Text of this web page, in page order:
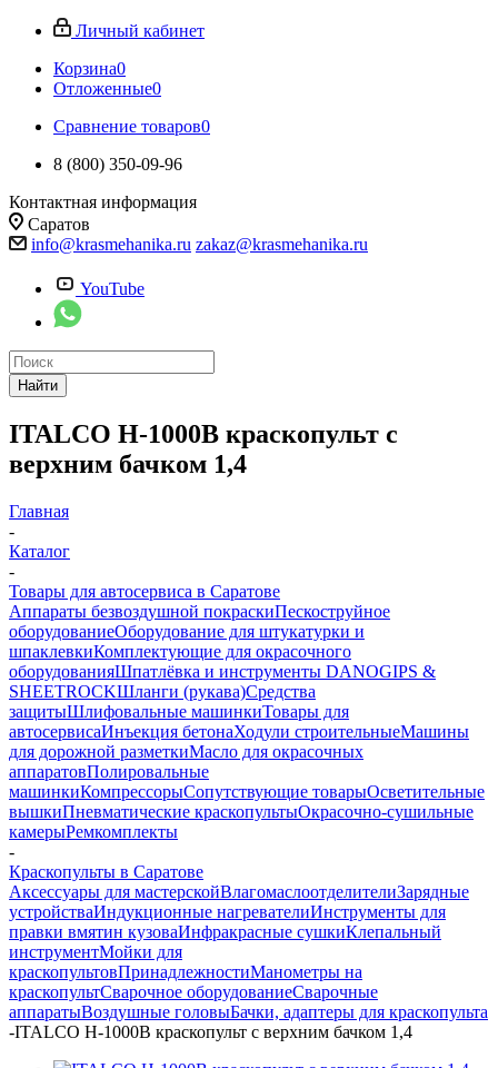
Личный кабинет
Корзина0
Отложенные0
Сравнение товаров0
8 (800) 350-09-96
Контактная информация
Саратов
info@krasmehanika.ru zakaz@krasmehanika.ru
YouTube
Найти
ITALCO H-1000B краскопульт с
верхним бачком 1,4
Главная
-
Каталог
-
Товары для автосервиса в Саратове
Аппараты безвоздушной покраскиПескоструйное
оборудованиеОборудование для штукатурки и
шпаклевкиКомплектующие для окрасочного
оборудованияШпатлёвка и инструменты DANOGIPS &
SHEETROCKШланги (рукава)Средства
защитыШлифовальные машинкиТовары для
автосервисаИнъекция бетонаХодули строительныеМашины
для дорожной разметкиМасло для окрасочных
аппаратовПолировальные
машинкиКомпрессорыСопутствующие товарыОсветительные
вышкиПневматические краскопультыОкрасочно-сушильные
камерыРемкомплекты
-
Краскопульты в Саратове
Аксессуары для мастерскойВлагомаслоотделителиЗарядные
устройстваИндукционные нагревателиИнструменты для
правки вмятин кузоваИнфракрасные сушкиКлепальный
инструментМойки для
краскопультовПринадлежностиМанометры на
краскопультСварочное оборудованиеСварочные
аппаратыВоздушные головыБачки, адаптеры для краскопульта
-ITALCO H-1000B краскопульт с верхним бачком 1,4